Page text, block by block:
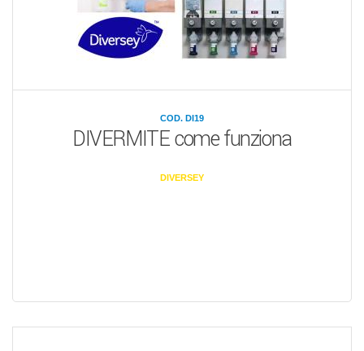
COD. DI19
DIVERMITE come funziona
DIVERSEY